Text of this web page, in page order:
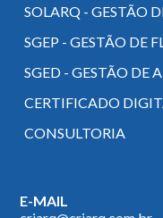
SOLARQ - GESTÃO
SGEP - GESTÃO DE
SGED - GESTÃO DE
CERTIFICADO
CONSULTORIA
E-MAIL